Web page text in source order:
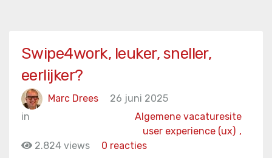
Swipe4work, leuker, sneller,
eerlijker?
Marc Drees
26 juni 2025
in
Algemene vacaturesite
user experience (ux) ,
2.824 views
0 reacties